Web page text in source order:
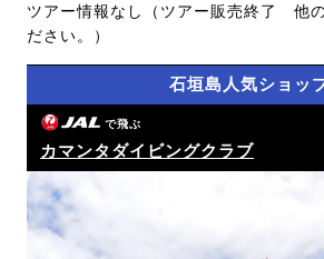
ツアー情報なし（ツアー販売終了 他
ださい。）
石垣島人気ショッ
で飛ぶ
カマンタダイビングクラブ